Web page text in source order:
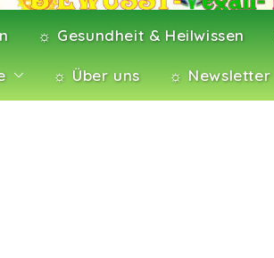
☼ Gesundheit & Heilwissen
☼ Über uns ☼ Newsletter